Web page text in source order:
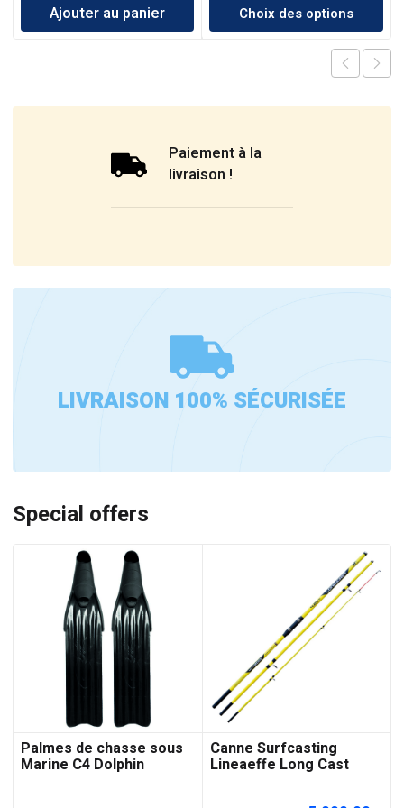
Ajouter au panier Choix des options
Paiement à la
livraison !
LIVRAISON 100% SÉCURISÉE
Special offers
Palmes de chasse sous
Marine C4 Dolphin
Canne Surfcasting
Lineaeffe Long Cast